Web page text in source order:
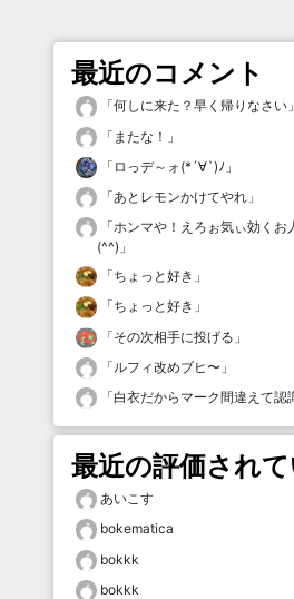
最近のコメント
「何しに来た？早く帰りなさい 」
「 またな！ 」
「 ロっデ～ォ(*´∀`)ﾉ 」
「あとレモンかけてやれ 」
「ホンマや！えろぉ気ぃ効くお
(^^) 」
「ちょっと好き 」
「ちょっと好き 」
「その次相手に投げる 」
「 ルフィ改めブヒ〜 」
「白衣だからマーク間違えて認
最近の評価され
あいこす
bokematica
bokkk
bokkk